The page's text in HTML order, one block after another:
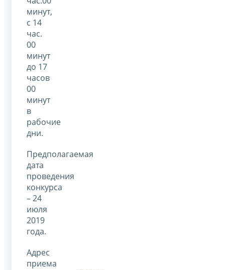
минут,
с 14
час.
00
минут
до 17
часов
00
минут
в
рабочие
дни.
Предполагаемая
дата
проведения
конкурса
– 24
июля
2019
года.
Адрес
приема